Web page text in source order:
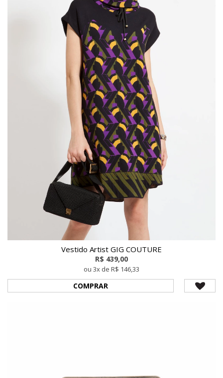
Vestido Artist GIG COUTURE
R$ 439,00
ou 3x de R$ 146,33
COMPRAR